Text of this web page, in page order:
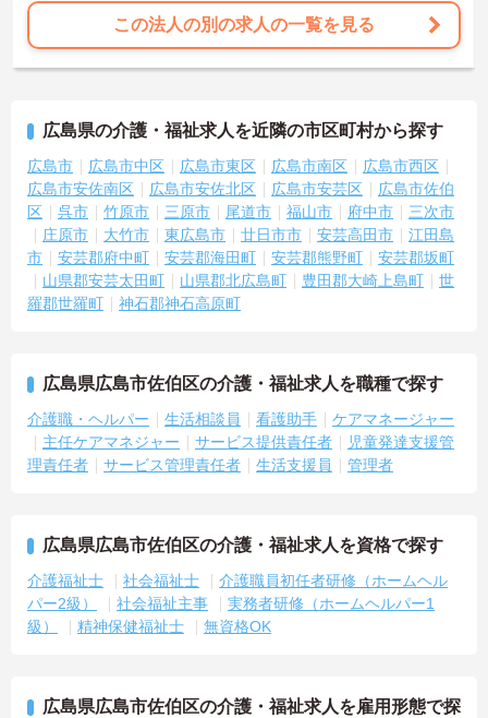
この法人の別の求人の一覧を見る
広島県の介護・福祉求人を近隣の市区町村から探す
広島市 広島市中区 広島市東区 広島市南区
広島市西区
広島市安佐南区
広島市安佐北区 広島市安芸区
広島市佐伯
区
呉市 竹原市 三原市 尾道市 福山市 府中市
三次市
庄原市
大竹市 東広島市 廿日市市 安芸高田市
江田島
市
安芸郡府中町 安芸郡海田町 安芸郡熊野町
安芸郡坂町
山県郡安芸太田町
山県郡北広島町 豊田郡大崎上島町
世
羅郡世羅町
神石郡神石高原町
広島県広島市佐伯区の介護・福祉求人を職種で探す
介護職・ヘルパー 生活相談員 看護助手
ケアマネージャー
主任ケアマネジャー
サービス提供責任者
児童発達支援管
理責任者
サービス管理責任者 生活支援員 管理者
広島県広島市佐伯区の介護・福祉求人を資格で探す
介護福祉士 社会福祉士
介護職員初任者研修（ホームヘル
パー2級）
社会福祉主事
実務者研修（ホームヘルパー1
級）
精神保健福祉士 無資格OK
広島県広島市佐伯区の介護・福祉求人を雇用形態で探